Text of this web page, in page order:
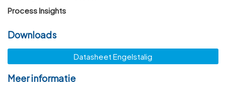
Process Insights
Downloads
Datasheet Engelstalig
Meer informatie